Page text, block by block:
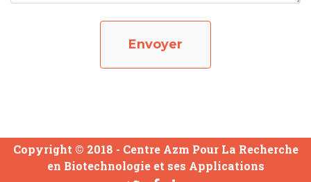
Envoyer
Copyright © 2018 - Centre Azm Pour La Recherche
en Biotechnologie et ses Applications